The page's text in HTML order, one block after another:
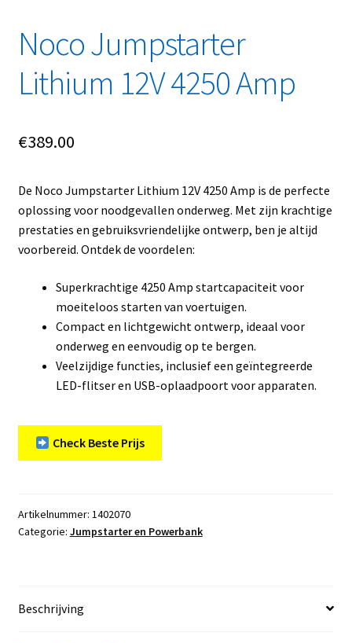
Videos
Winkelwagen
Noco Jumpstarter
Lithium 12V 4250 Amp
€389.00
De Noco Jumpstarter Lithium 12V 4250 Amp is de perfecte
oplossing voor noodgevallen onderweg. Met zijn krachtige
prestaties en gebruiksvriendelijke ontwerp, ben je altijd
voorbereid. Ontdek de voordelen:
Superkrachtige 4250 Amp startcapaciteit voor
moeiteloos starten van voertuigen.
Compact en lichtgewicht ontwerp, ideaal voor
onderweg en eenvoudig op te bergen.
Veelzijdige functies, inclusief een geïntegreerde
LED-flitser en USB-oplaadpoort voor apparaten.
Check Beste Prijs
Artikelnummer: 1402070
Categorie: Jumpstarter en Powerbank
Beschrijving